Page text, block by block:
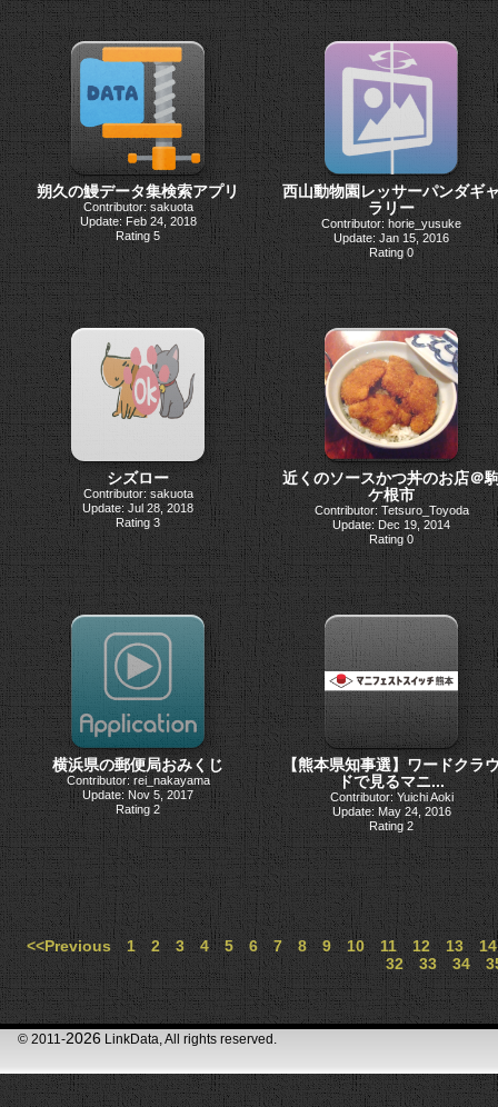
朔久の鰻データ集検索アプリ
Contributor: sakuota
Update: Feb 24, 2018
Rating 5
西山動物園レッサーパンダギ
ラリー
Contributor: horie_yusuke
Update: Jan 15, 2016
Rating 0
シズロー
Contributor: sakuota
Update: Jul 28, 2018
Rating 3
近くのソースかつ丼のお店＠
ケ根市
Contributor: Tetsuro_Toyoda
Update: Dec 19, 2014
Rating 0
横浜県の郵便局おみくじ
Contributor: rei_nakayama
Update: Nov 5, 2017
Rating 2
【熊本県知事選】ワードクラ
ドで見るマニ...
Contributor: Yuichi Aoki
Update: May 24, 2016
Rating 2
<<Previous 1 2 3 4 5 6 7 8 9 10 11 12 13
14
32
33 34
© 2011-2026 LinkData, All rights reserved.